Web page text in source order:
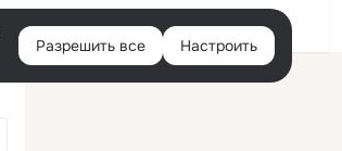
Войти
Разрешить все Настроить